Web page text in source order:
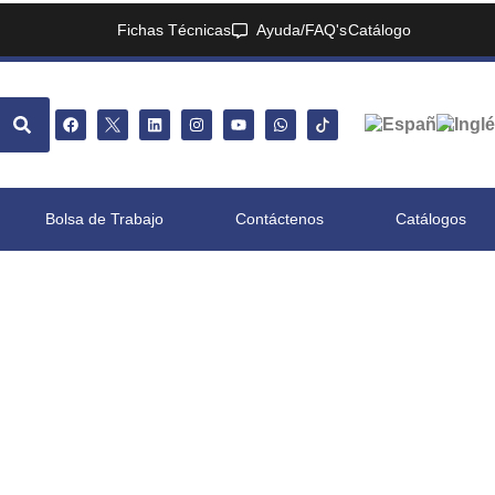
Fichas Técnicas Ayuda/FAQ'sCatálogo
Bolsa de Trabajo Contáctenos Catálogos